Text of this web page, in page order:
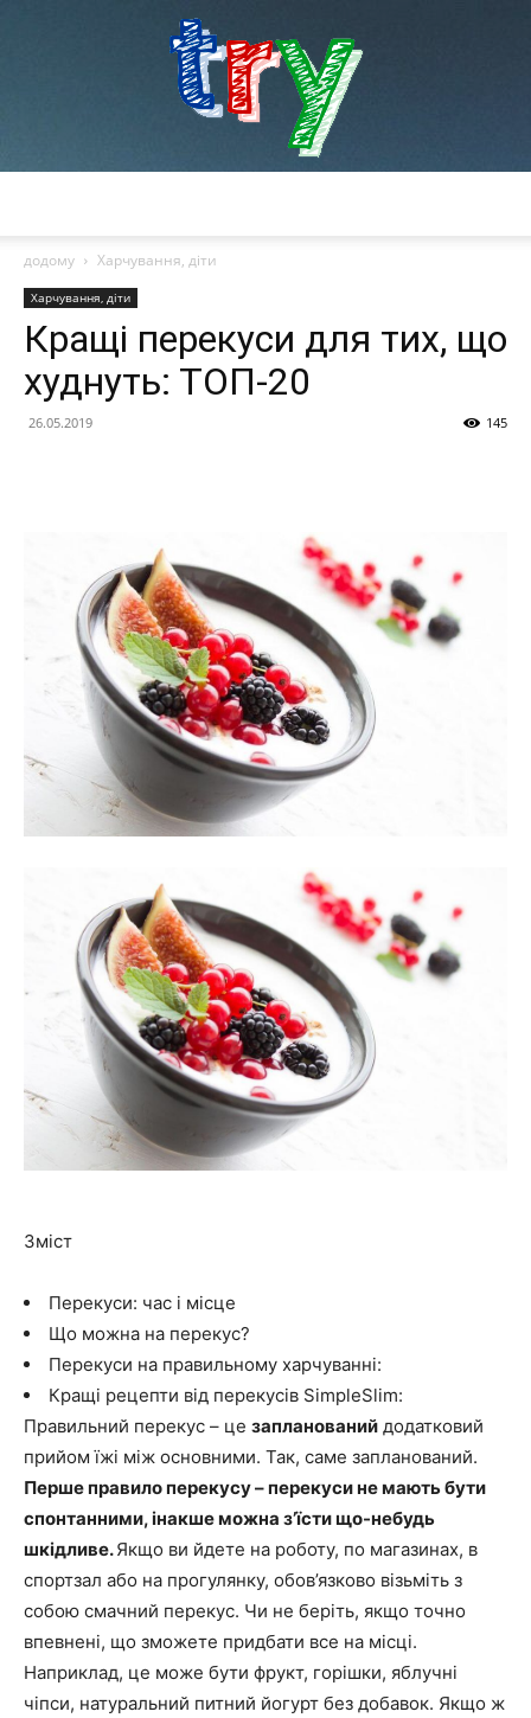
додому
Харчування, діти
Харчування, діти
Кращі перекуси для тих, що
худнуть: ТОП-20
26.05.2019 145
Зміст
Перекуси: час і місце
Що можна на перекус?
Перекуси на правильному харчуванні:
Кращі рецепти від перекусів SimpleSlim:
Правильний перекус – це запланований додатковий
прийом їжі між основними. Так, саме запланований.
Перше правило перекусу – перекуси не мають бути
спонтанними, інакше можна з’їсти що-небудь
шкідливе.Якщо ви йдете на роботу, по магазинах, в
спортзал або на прогулянку, обов’язково візьміть з
собою смачний перекус. Чи не беріть, якщо точно
впевнені, що зможете придбати все на місці.
Наприклад, це може бути фрукт, горішки, яблучні
чіпси, натуральний питний йогурт без добавок. Якщо ж